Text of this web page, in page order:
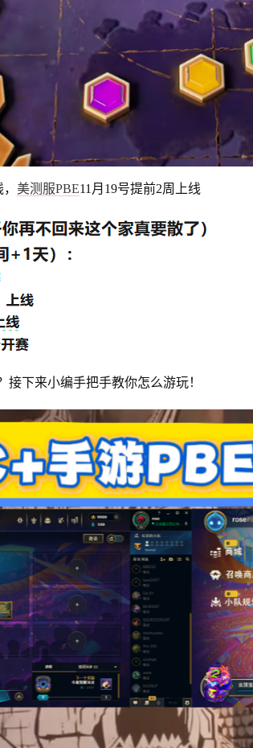
美测服PBE11月19号提前2周上线
接下来小编手把手教你怎么游玩！